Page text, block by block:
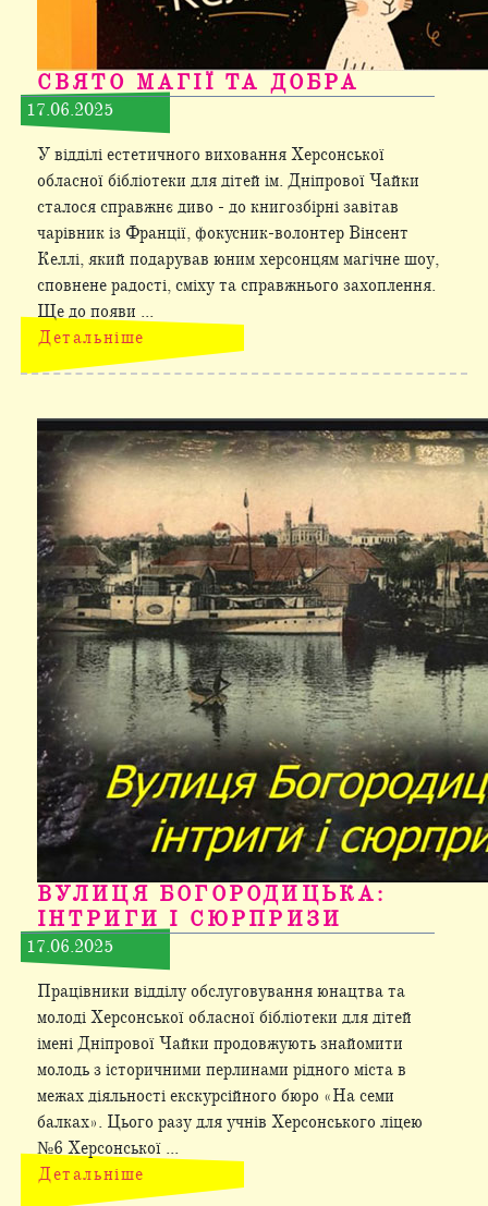
СВЯТО МАГІЇ ТА ДОБРА
17.06.2025
У відділі естетичного виховання Херсонської
обласної бібліотеки для дітей ім. Дніпрової Чайки
сталося справжнє диво - до книгозбірні завітав
чарівник із Франції, фокусник-волонтер Вінсент
Келлі, який подарував юним херсонцям магічне шоу,
сповнене радості, сміху та справжнього захоплення.
Ще до появи ...
Детальніше
ВУЛИЦЯ БОГОРОДИЦЬКА:
ІНТРИГИ І СЮРПРИЗИ
17.06.2025
Працівники відділу обслуговування юнацтва та
молоді Херсонської обласної бібліотеки для дітей
імені Дніпрової Чайки продовжують знайомити
молодь з історичними перлинами рідного міста в
межах діяльності екскурсійного бюро «На семи
балках». Цього разу для учнів Херсонського ліцею
№6 Херсонської ...
Детальніше